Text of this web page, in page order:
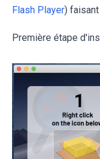
Flash Player)
Première étape